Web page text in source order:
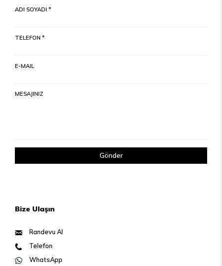
ADI SOYADI *
TELEFON *
E-MAIL
MESAJINIZ
Gönder
Bize Ulaşın
Randevu Al
Telefon
WhatsApp